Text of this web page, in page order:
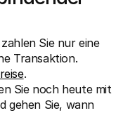
Sie nur eine
Transaktion.
.
Sie noch heute mit
gehen Sie, wann